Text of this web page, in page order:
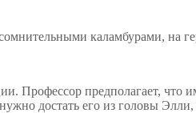
каламбурами,
Профессор предполагает, что
достать его из головы